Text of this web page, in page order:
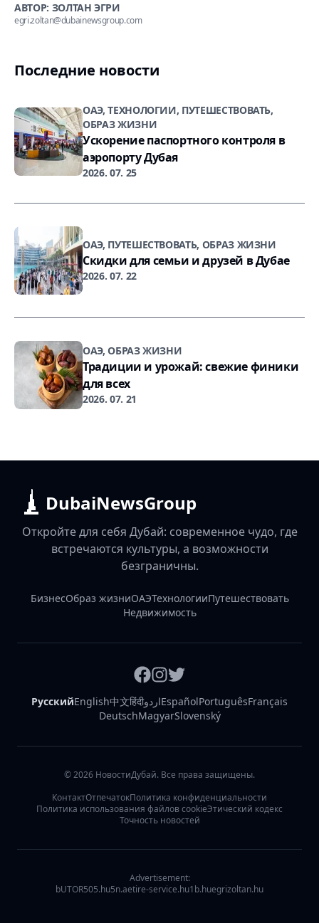
АВТОР: ЗОЛТАН ЭГРИ
egri.zoltan@dubainewsgroup.com
Последние новости
ОАЭ, ТЕХНОЛОГИИ, ПУТЕШЕСТВОВАТЬ,
ОБРАЗ ЖИЗНИ
Ускорение паспортного контроля в
аэропорту Дубая
2026. 07. 25
ОАЭ, ПУТЕШЕСТВОВАТЬ, ОБРАЗ ЖИЗНИ
Скидки для семьи и друзей в Дубае
2026. 07. 22
ОАЭ, ОБРАЗ ЖИЗНИ
Традиции и урожай: свежие финики
для всех
2026. 07. 21
DubaiNewsGroup
Откройте для себя Дубай: современное чудо, где
встречаются культуры, а возможности
безграничны.
БизнесОбраз жизниОАЭТехнологииПутешествовать
Недвижимость
РусскийEnglish中文हिंदीاردوEspañolPortuguêsFrançais
DeutschMagyarSlovenský
©2026 НовостиДубай. Все права защищены.
КонтактОтпечатокПолитика конфиденциальности
Политика использования файлов cookieЭтический кодекс
Точность новостей
Advertisement:
bUTOR505.hu5n.aetire-service.hu1b.huegrizoltan.hu